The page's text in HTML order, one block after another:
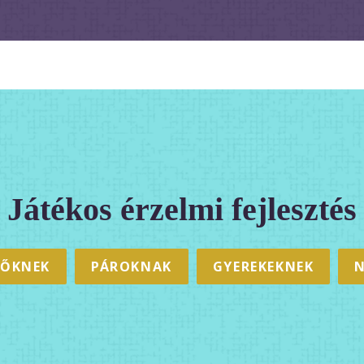
Játékos érzelmi fejlesztés
PÁROKNAK GYEREKEKNEK